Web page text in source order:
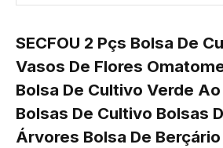
SECFOU 2 Pçs Bolsa De
Vasos De Flores
Bolsa De Cultivo Verde
Bolsas De Cultivo Bolsas
Árvores Bolsa De Berçário